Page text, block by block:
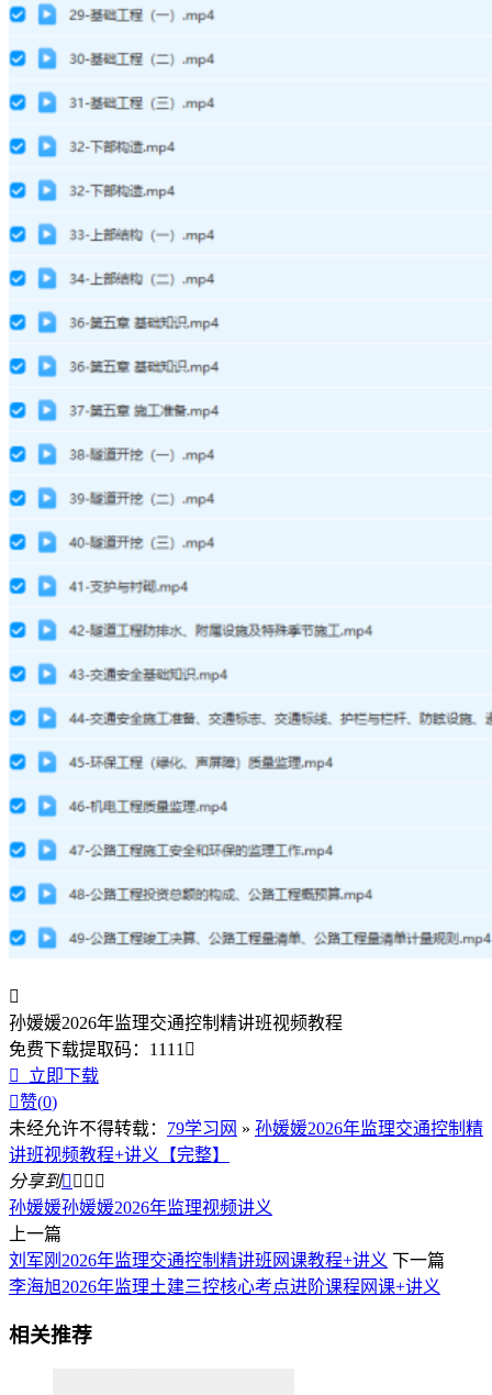

孙媛媛2026年监理交通控制精讲班视频教程
免费下载提取码： 1111 

立即下载
赞(0)
未经允许不得转载： 79学习网 » 孙媛媛2026年监理交通控制精
讲班视频教程+讲义【完整】
分享到   
孙媛媛孙媛媛2026年监理视频讲义
上一篇
刘军刚2026年监理交通控制精讲班网课教程+讲义 下一篇
李海旭2026年监理土建三控核心考点进阶课程网课+讲义
相关推荐